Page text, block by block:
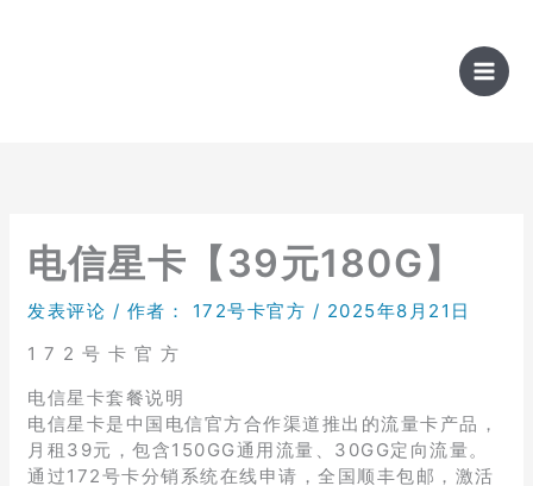
电信星卡【39元180G】
发表评论 / 作者： 172号卡官方 / 2025年8月21日
1 7 2 号 卡 官 方
电信星卡套餐说明
电信星卡是中国电信官方合作渠道推出的流量卡产品，
月租39元，包含150GG通用流量、30GG定向流量。
通过172号卡分销系统在线申请，全国顺丰包邮，激活